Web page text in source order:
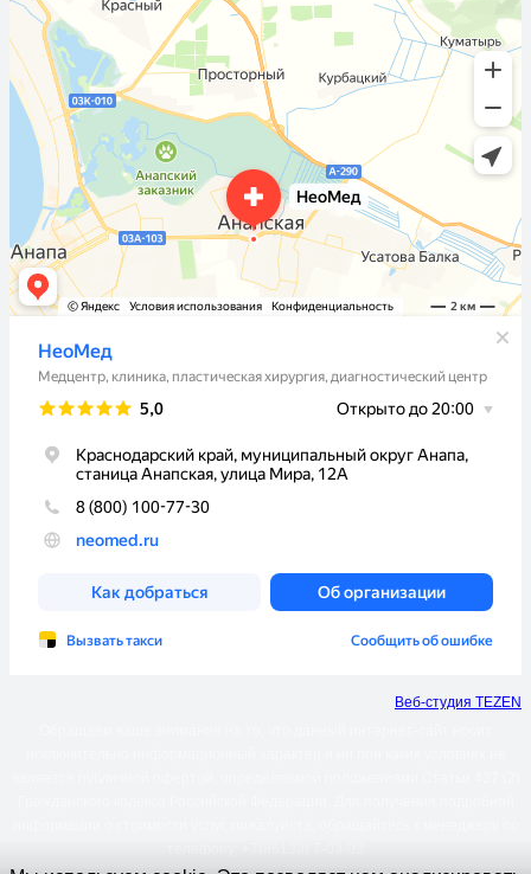
Веб-студия TEZEN